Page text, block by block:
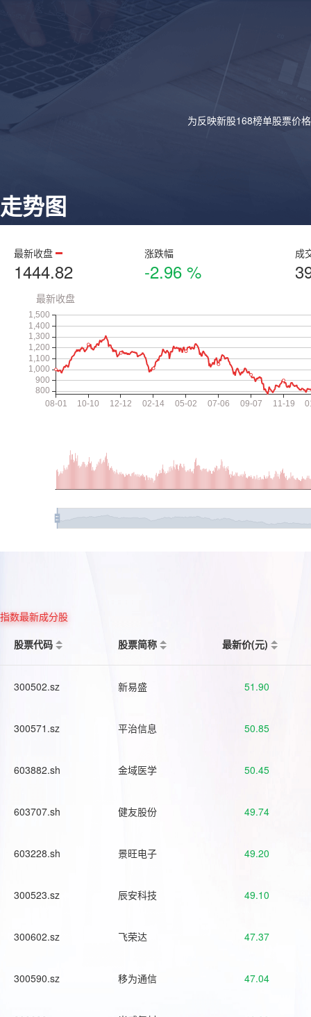
为反映新股168榜单股票价
走势图
最新收盘
1444.82
涨跌幅
-2.96 %
成
指数最新成分股
股票代码
股票简称 最新价(元)
300502.sz 新易盛 51.90
300571.sz 平治信息 50.85
603882.sh 金域医学 50.45
603707.sh 健友股份 49.74
603228.sh 景旺电子 49.20
300523.sz 辰安科技 49.10
300602.sz 飞荣达 47.37
300590.sz 移为通信 47.04